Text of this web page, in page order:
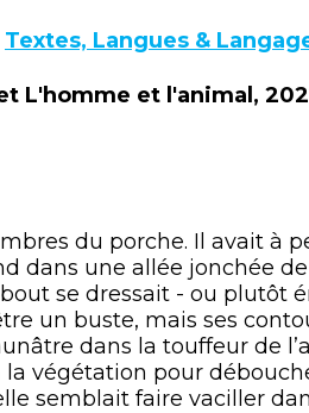
Textes, Langues &
L'homme et l'animal,
du porche. Il avait à
dans une allée jonchée
se dressait - ou plutôt
un buste, mais ses
dans la touffeur de
végétation pour
semblait faire vaciller